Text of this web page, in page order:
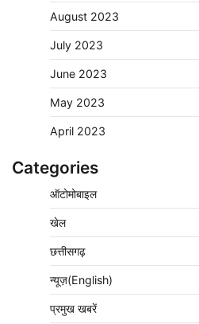
August 2023
July 2023
June 2023
May 2023
April 2023
Categories
ऑटोमोबाइल
खेल
छत्तीसगढ़
न्यूज़(English)
प्रमुख खबरें